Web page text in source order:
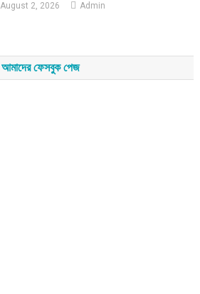
August 2, 2026 Admin
আমাদের ফেসবুক পেজ